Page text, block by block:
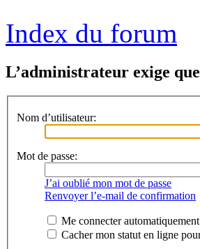
Index du forum
L’administrateur exige
Nom d’utilisateur:
Mot de passe:
J’ai oublié mon mot de passe
Renvoyer l’e-mail de confirmation
Me connecter
Cacher mon statut en ligne